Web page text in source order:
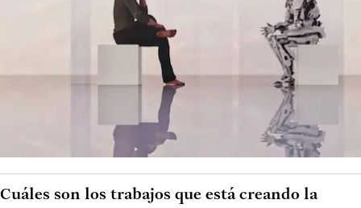
Cuáles son los trabajos que está creando la